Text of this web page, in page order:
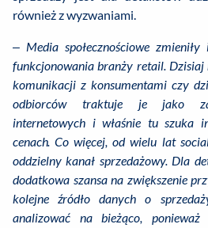
również z wyzwaniami.
– Media społecznościowe
funkcjonowania branży retail. Dzisiaj
komunikacji z konsumentami czy
odbiorców traktuje je jako
internetowych i właśnie tu szuka
cenach. Co więcej, od wielu lat
oddzielny kanał sprzedażowy. Dla
dodatkowa szansa na zwiększenie
kolejne źródło danych o
analizować na bieżąco,